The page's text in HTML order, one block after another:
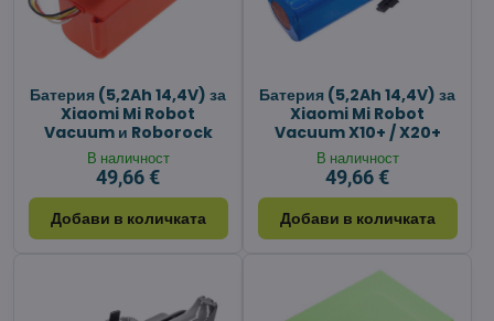
Батерия (5,2Ah 14,4V) за
Xiaomi Mi Robot
Vacuum и Roborock
В наличност
49,66 €
Добави в количката
Батерия (5,2Ah 14,4V) за
Xiaomi Mi Robot
Vacuum X10+ / X20+
В наличност
49,66 €
Добави в количката